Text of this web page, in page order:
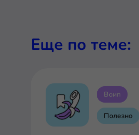
Еще по теме:
Воип
Полезно